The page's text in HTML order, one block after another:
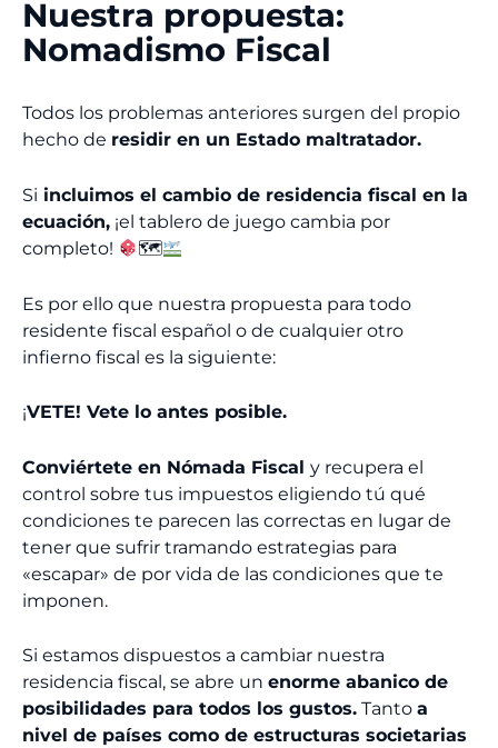
Nuestra propuesta:
Nomadismo Fiscal
Todos los problemas anteriores surgen del propio
hecho de residir en un Estado maltratador.
Si incluimos el cambio de residencia fiscal en la
ecuación, ¡el tablero de juego cambia por
completo!
🗺
Es por ello que nuestra propuesta para todo
residente fiscal español o de cualquier otro
infierno fiscal es la siguiente:
¡VETE! Vete lo antes posible.
Conviértete en Nómada Fiscal y recupera el
control sobre tus impuestos eligiendo tú qué
condiciones te parecen las correctas en lugar de
tener que sufrir tramando estrategias para
«escapar» de por vida de las condiciones que te
imponen.
Si estamos dispuestos a cambiar nuestra
residencia fiscal, se abre un enorme abanico de
posibilidades para todos los gustos. Tanto a
nivel de países como de estructuras societarias